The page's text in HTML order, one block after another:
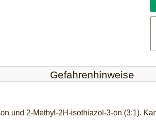
Gefahrenhinweise
und 2-Methyl-2H-isothiazol-3-on (3:1).